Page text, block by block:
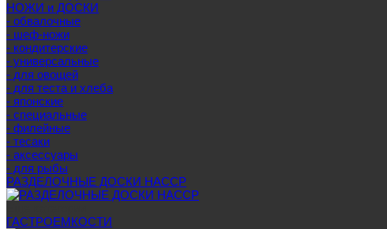
НОЖИ и ДОСКИ
- обвалочные
- шеф-ножи
- кондитерские
- универсальные
- для овощей
- для теста и хлеба
- японские
- специальные
- филейные
- тесаки
- аксессуары
- для рыбы
РАЗДЕЛОЧНЫЕ ДОСКИ HACCP
ГАСТРОЕМКОСТИ